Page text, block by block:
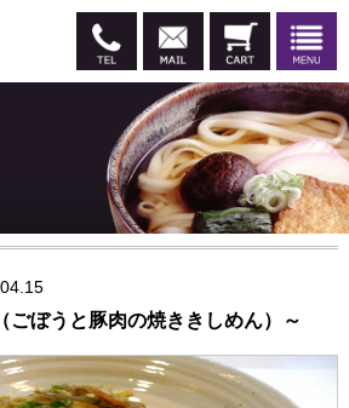
ごぼうと豚肉の焼ききしめん）～